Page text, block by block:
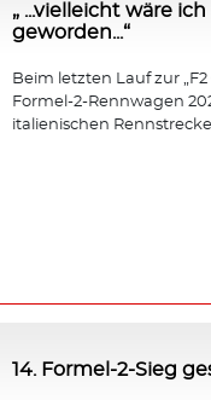
„ ...vielleicht wäre
geworden...“
Beim letzten Lauf zur
Formel-2-Rennwagen
italienischen Rennstrecke
14. Formel-2-Sieg